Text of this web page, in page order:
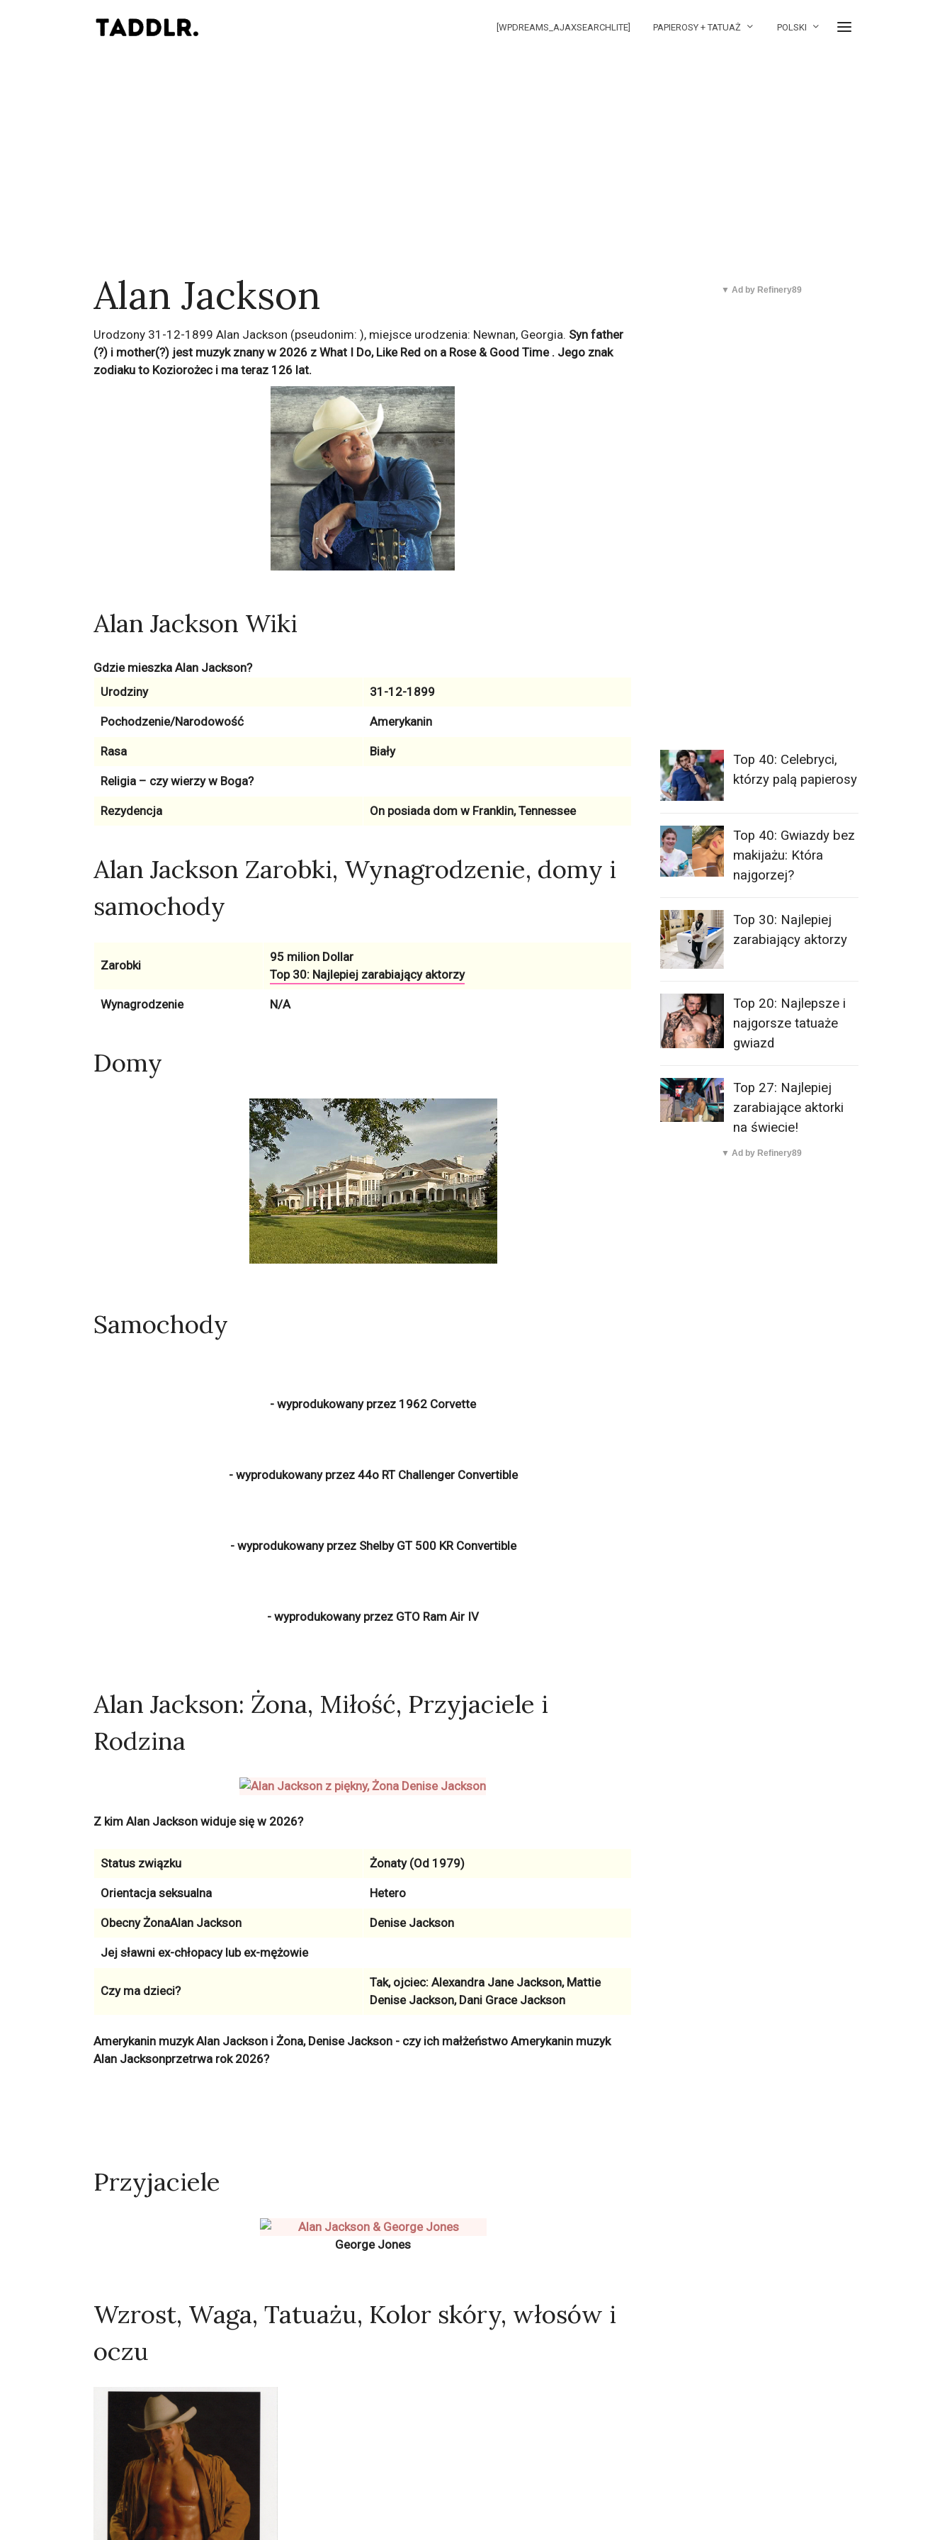
[WPDREAMS_AJAXSEARCHLITE] PAPIEROSY + TATUAŻ POLSKI
Alan Jackson
Urodzony 31-12-1899 Alan Jackson (pseudonim: ), miejsce urodzenia: Newnan, Georgia. Syn father
(?) i mother(?) jest muzyk znany w 2026 z What I Do, Like Red on a Rose & Good Time . Jego znak
zodiaku to Koziorożeci ma teraz 126 lat.
Alan Jackson Wiki
Gdzie mieszka Alan Jackson?
Urodziny
31-12-1899
Pochodzenie/Narodowość Amerykanin
Rasa Biały
Religia – czy wierzy w Boga?
Rezydencja On posiada dom w Franklin, Tennessee
Alan Jackson Zarobki, Wynagrodzenie, domy i
samochody
Zarobki
95 milion Dollar
Top 30: Najlepiej zarabiający aktorzy
Wynagrodzenie N/A
Domy
Samochody
- wyprodukowany przez 1962 Corvette
- wyprodukowany przez 44o RT Challenger Convertible
- wyprodukowany przez Shelby GT 500 KR Convertible
- wyprodukowany przez GTO Ram Air IV
Alan Jackson: Żona, Miłość, Przyjaciele i
Rodzina
Z kim Alan Jackson widuje się w 2026?
Status związku Żonaty (Od 1979)
Orientacja seksualna Hetero
Obecny ŻonaAlan Jackson Denise Jackson
Jej sławni ex-chłopacy lub ex-mężowie
Czy ma dzieci?
Tak, ojciec: Alexandra Jane Jackson, Mattie
Denise Jackson, Dani Grace Jackson
Amerykanin muzyk Alan Jackson i Żona, Denise Jackson - czy ich małżeństwo Amerykanin muzyk
Alan Jacksonprzetrwa rok 2026?
Przyjaciele
George Jones
Wzrost, Waga, Tatuażu, Kolor skóry, włosów i
oczu
▼ Ad by Refinery89
Top 40: Celebryci,
którzy palą papierosy
Top 40: Gwiazdy bez
makijażu: Która
najgorzej?
Top 30: Najlepiej
zarabiający aktorzy
Top 20: Najlepsze i
najgorsze tatuaże
gwiazd
Top 27: Najlepiej
zarabiające aktorki
na świecie!
▼ Ad by Refinery89